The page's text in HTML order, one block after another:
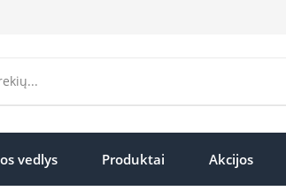
vedlys Produktai Akcijos